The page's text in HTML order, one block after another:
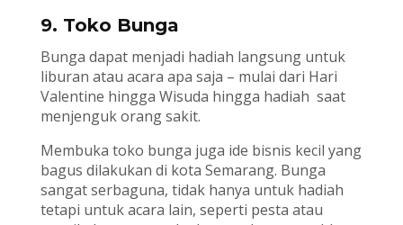
9. Toko Bunga
Bunga dapat menjadi hadiah langsung untuk
liburan atau acara apa saja – mulai dari Hari
Valentine hingga Wisuda hingga hadiah saat
menjenguk orang sakit.
Membuka toko bunga juga ide bisnis kecil yang
bagus dilakukan di kota Semarang. Bunga
sangat serbaguna, tidak hanya untuk hadiah
tetapi untuk acara lain, seperti pesta atau